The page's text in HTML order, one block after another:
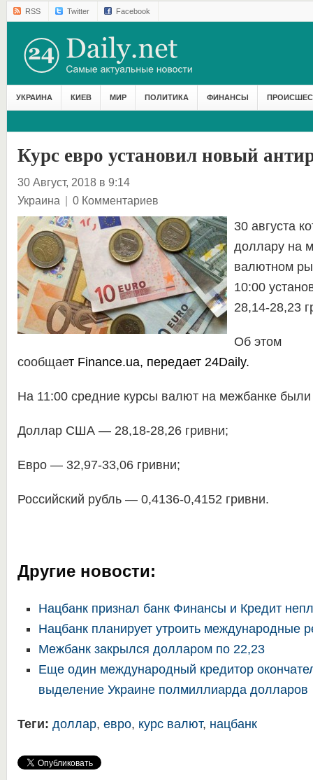
RSS Twitter Facebook
УКРАИНА КИЕВ МИР ПОЛИТИКА ФИНАНСЫ
Курс евро установил новый
30 Август, 2018 в 9:14
Украина | 0 Комментариев
30 августа
доллару на
валютном
10:00
28,14-28,23
Об этом
сообщает Finance.ua, передает 24Daily.
На 11:00 средние курсы валют на межбанке
Доллар США — 28,18-28,26 гривни;
Евро — 32,97-33,06 гривни;
Российский рубль — 0,4136-0,4152 гривни.
Другие новости:
Нацбанк признал банк Финансы и Кредит
Нацбанк планирует утроить международные
Межбанк закрылся долларом по 22,23
Еще один международный кредитор
выделение Украине полмиллиарда долларов
Теги: доллар, евро, курс валют, нацбанк